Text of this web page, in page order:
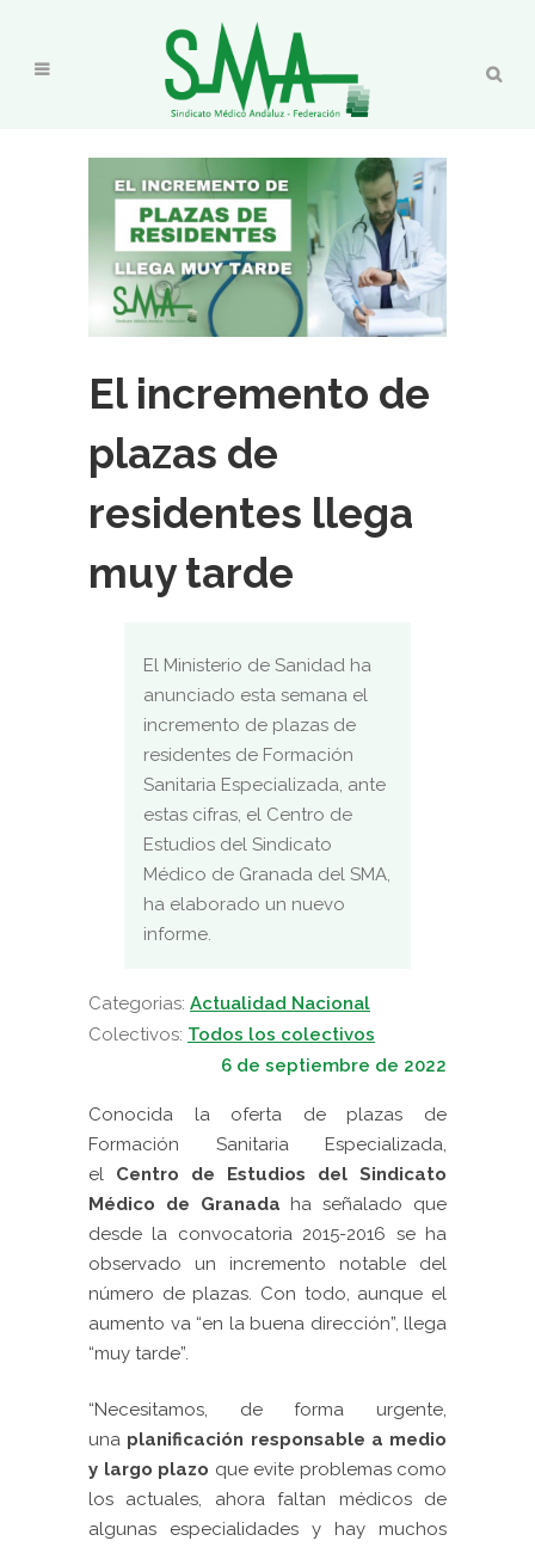
El incremento de
plazas de
residentes llega
muy tarde
El Ministerio de Sanidad ha
anunciado esta semana el
incremento de plazas de
residentes de Formación
Sanitaria Especializada, ante
estas cifras, el Centro de
Estudios del Sindicato
Médico de Granada del SMA,
ha elaborado un nuevo
informe.
Categorias: Actualidad Nacional
Colectivos: Todos los colectivos
6 de septiembre de 2022
Conocida la oferta de plazas de
Formación Sanitaria Especializada,
el Centro de Estudios del Sindicato
Médico de Granada ha señalado que
desde la convocatoria 2015-2016 se ha
observado un incremento notable del
número de plazas. Con todo, aunque el
aumento va “en la buena dirección”, llega
“muy tarde”.
“Necesitamos, de forma urgente,
una planificación responsable a medio
y largo plazo que evite problemas como
los actuales, ahora faltan médicos de
algunas especialidades y hay muchos